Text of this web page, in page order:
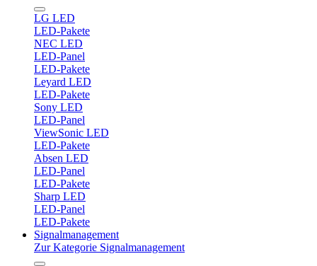
LG LED
LED-Pakete
NEC LED
LED-Panel
LED-Pakete
Leyard LED
LED-Pakete
Sony LED
LED-Panel
ViewSonic LED
LED-Pakete
Absen LED
LED-Panel
LED-Pakete
Sharp LED
LED-Panel
LED-Pakete
Signalmanagement
Zur Kategorie Signalmanagement